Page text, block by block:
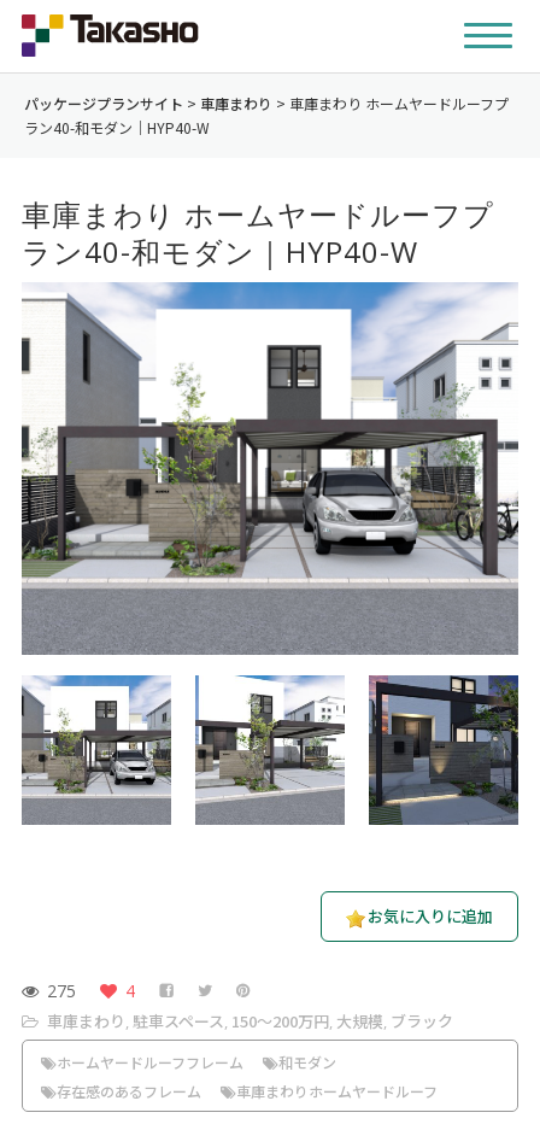
パッケージプランサイト > 車庫まわり > 車庫まわり ホームヤードルーフプ
ラン40-和モダン｜HYP40-W
車庫まわり ホームヤードルーフプ
ラン40-和モダン｜HYP40-W
お気に入りに追加
275
4
車庫まわり, 駐車スペース, 150〜200万円, 大規模, ブラック
ホームヤードルーフフレーム
和モダン
存在感のあるフレーム
車庫まわりホームヤードルーフ